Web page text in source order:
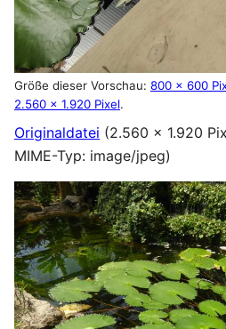
Größe dieser Vorschau: 800 × 600
2.560 × 1.920 Pixel.
Originaldatei (2.560 × 1.920
MIME-Typ: image/jpeg)